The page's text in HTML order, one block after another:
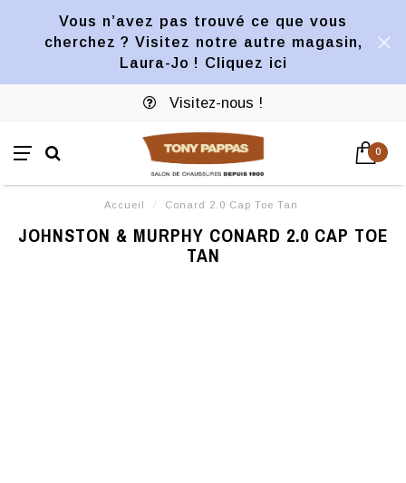
Vous n’avez pas trouvé ce que vous
cherchez ? Visitez notre autre magasin,
Laura-Jo ! Cliquez ici
Visitez-nous !
0
Accueil / Conard 2.0 Cap Toe Tan
JOHNSTON & MURPHY CONARD 2.0 CAP TOE
TAN